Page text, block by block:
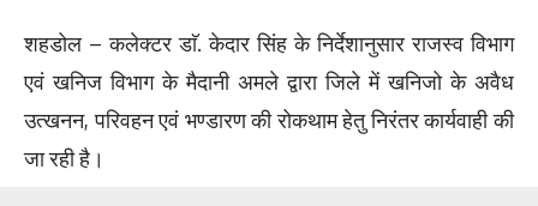
शहडोल – कलेक्टर डाॅ. केदार सिंह के निर्देशानुसार राजस्व विभाग
एवं खनिज विभाग के मैदानी अमले द्वारा जिले में खनिजो के अवैध
उत्खनन, परिवहन एवं भण्डारण की रोकथाम हेतु निरंतर कार्यवाही की
जा रही है।